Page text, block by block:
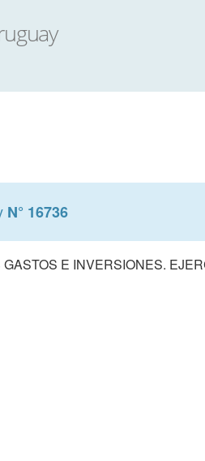
N° 16736
E INVERSIONES.